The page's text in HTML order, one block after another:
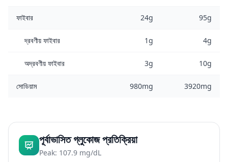
ফাইবার 24g 95g
দ্রবণীয় ফাইবার 1g 4g
অদ্রবণীয় ফাইবার 3g 10g
সোডিয়াম 980mg 3920mg
পূর্বাভাসিত গ্লুকোজ প্রতিক্রিয়া
Peak: 107.9 mg/dL